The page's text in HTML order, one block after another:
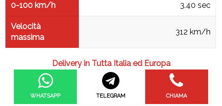
0-100 km/h 3.40 sec
Velocità
massima
312 km/h
Delivery in Tutta Italia ed Europa
WHATSAPP TELEGRAM CHIAMA